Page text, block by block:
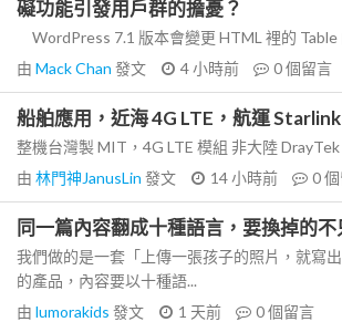
礙功能引發用戶群的擔憂？
WordPress 7.1 版本會變更 HTML 裡的 Table
由 Mack Chan 發文 4 小時前 0個留言
船舶應用，近海 4G LTE，航運
整機台灣製 MIT，4G LTE 模組 非大陸 DrayTek
由 林門神JanusLin 發文 14 小時前 0
同一篇內容翻成十種語言，要換掉的不
我們做的是一套「上傳一張孩子的照片，就寫出
的產品，內容要以十種語...
由 lumorakids 發文 1 天前 0個留言